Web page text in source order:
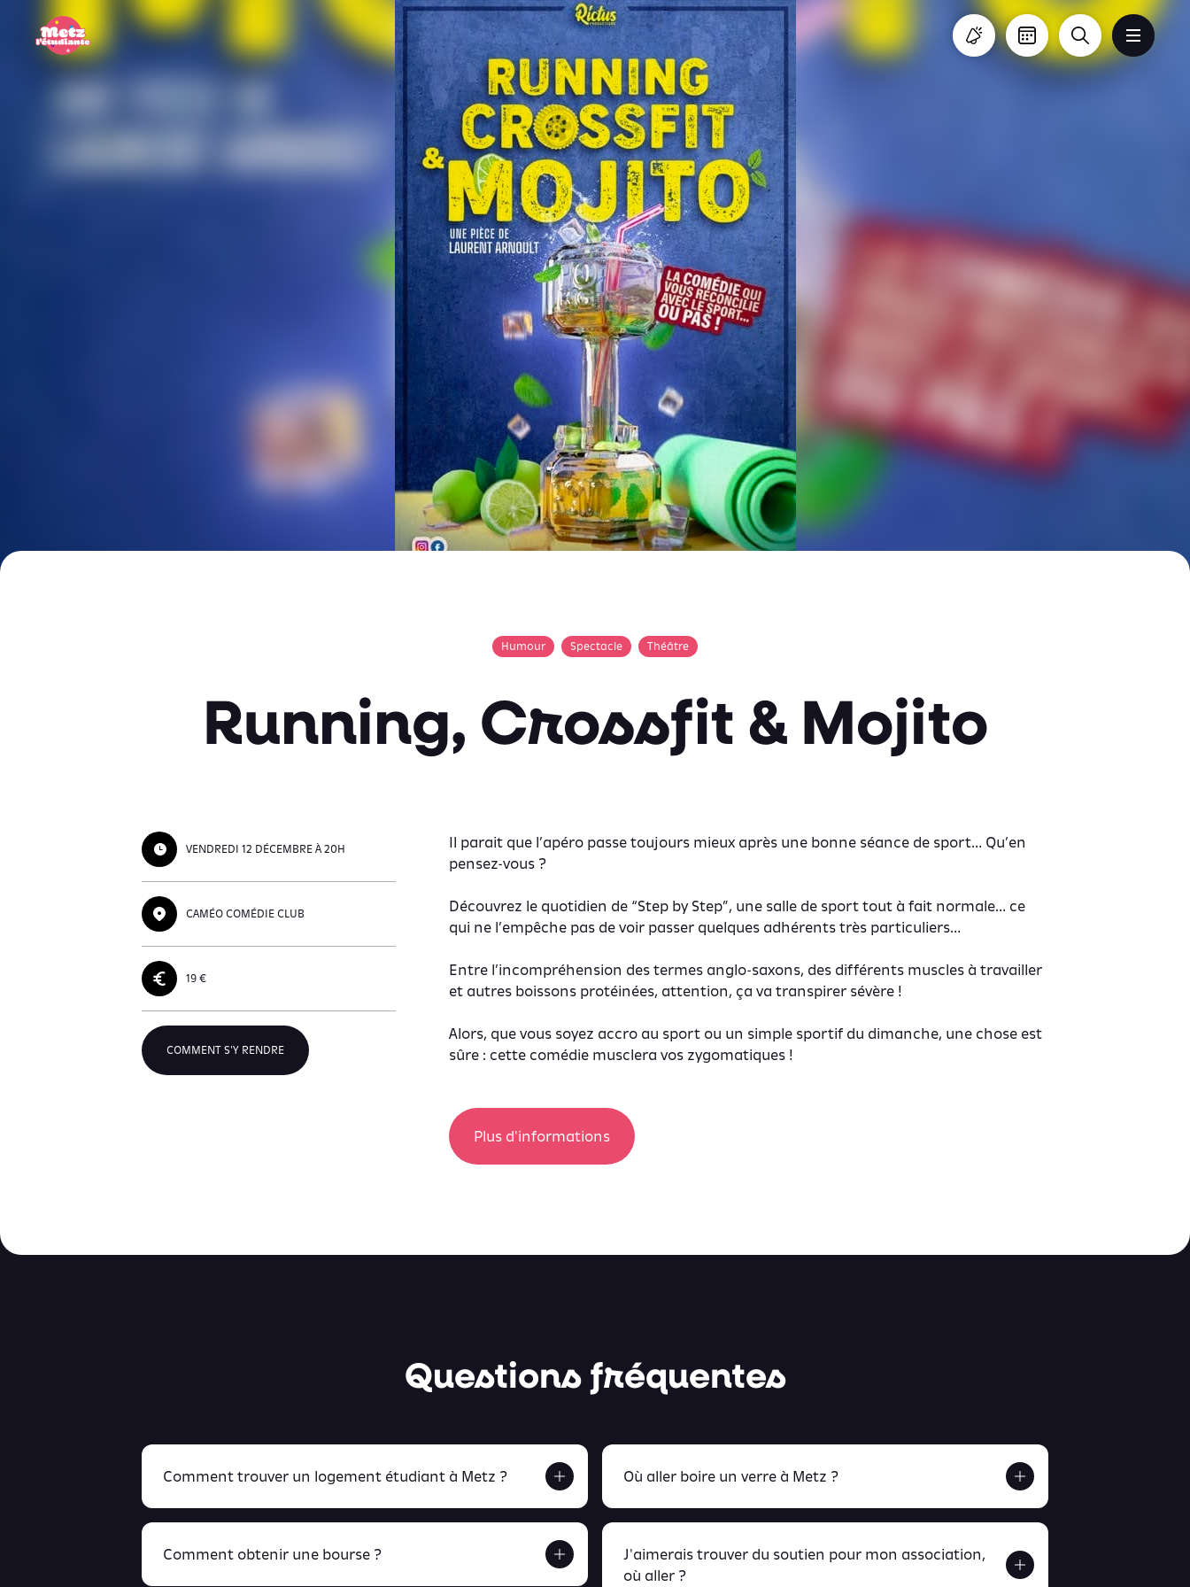
Panneau de gestion des cookies
Humour Spectacle Théâtre
Running, Crossfit & Mojito
VENDREDI 12 DÉCEMBRE À 20H
CAMÉO COMÉDIE CLUB
19 €
COMMENT S'Y RENDRE
Il parait que l’apéro passe toujours mieux après une bonne séance de sport… Qu’en
pensez-vous ?
Découvrez le quotidien de “Step by Step”, une salle de sport tout à fait normale… ce
qui ne l’empêche pas de voir passer quelques adhérents très particuliers…
Entre l’incompréhension des termes anglo-saxons, des différents muscles à travailler
et autres boissons protéinées, attention, ça va transpirer sévère !
Alors, que vous soyez accro au sport ou un simple sportif du dimanche, une chose est
sûre : cette comédie musclera vos zygomatiques !
Plus d'informations
Questions fréquentes
Comment trouver un logement étudiant à Metz ?
Retrouve tout ça en
Comment obtenir une bourse ?
Où aller boire un verre à Metz ?
J'aimerais trouver du soutien pour mon association,
où aller ?